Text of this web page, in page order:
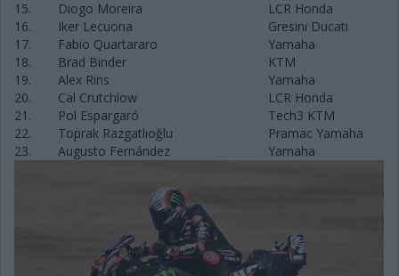
15.
Diogo Moreira
LCR Honda
16.
Iker Lecuona
Gresini Ducati
17.
Fabio Quartararo
Yamaha
18.
Brad Binder
KTM
19.
Alex Rins
Yamaha
20.
Cal Crutchlow
LCR Honda
21.
Pol Espargaró
Tech3 KTM
22.
Toprak Razgatlıoğlu
Pramac Yamaha
23.
Augusto Fernández Yamaha